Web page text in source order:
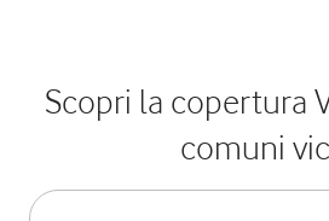
Scopri la copertura
comuni